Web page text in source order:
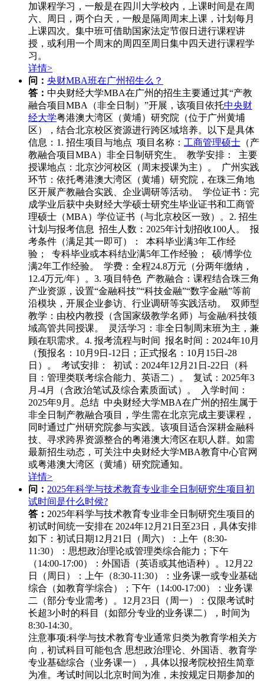
加课程学习，一般是在四川大学校内，上课时间是在周
六、周日，两个白天，一般是隔周周末上课，计划每月
上课四次。集中班可借助国家法定节假日进行课程讲
授，或利用一个周末的周四至周日集中四天进行课程学
习。
详情>
问： 央财MBA班在广州招生么？
答： 中央财经大学MBA在广州的招生主要通过其“产教
融合项目MBA（非全日制）”开展，该项目依托中央财
经大学粤港澳大湾区（黄埔）研究院（位于广州黄埔
区），结合北京校区资源进行跨区域培养。以下是具体
信息：1. 招生项目与地点 项目名称： 工商管理硕士 （产
教融合项目MBA）非全日制研究生。 教学安排： 主要
授课地点：北京沙河校区（周末授课为主）。 广州实践
环节：依托粤港澳大湾区（黄埔）研究院，在珠三角地
区开展产教融合实践、企业调研等活动。 学位证书：完
成学业后获中央财经大学硕士研究生毕业证书和工商管
理硕士（MBA）学位证书（与北京校区一致）。2. 招生
计划与报考信息 招生人数：2025年计划招收100人。 报
考条件（满足其一即可）： 本科毕业满3年工作经
验； 专科毕业或本科结业满5年工作经验； 硕/博学位
满2年工作经验。 学费：全程24.8万元（分两年缴纳，
12.4万元/年）。3. 项目特色 产教融合：课程结合珠三角
产业资源，设置“金融科技”“科技金融”“数字金融”等前
沿模块，开展企业参访、行业调研等实践活动。 双师型
教学：由校内教授（含国家级教学名师）与金融/科技领
域高管共同授课。 灵活学习：非全日制周末班为主，兼
顾在职需求。4. 报考流程与时间 报名时间：2024年10月
（预报名：10月9日-12日；正式报名：10月15日-28
日）。 考试安排： 初试：2024年12月21日-22日（科
目：管理类联考综合能力、英语二）。 复试：2025年3
月-4月（含政治笔试及综合素质面试）。 入学时间：
2025年9月。总结 中央财经大学MBA在广州的招生属于
非全日制产教融合项目，学生需在北京完成主要课程，
同时通过广州研究院参与实践。该项目适合深耕金融科
技、寻求跨界资源整合的粤港澳大湾区在职人群。如需
最新招生动态，可关注中央财经大学MBA教育中心官网
或粤港澳大湾区（黄埔）研究院通知。
详情>
问： 2025年科学与技术教育专业非全日制研究生项目初
试时间是什么时侯?
答： 2025年科学与技术教育专业非全日制研究生项目的
初试时间统一安排在 ‌2024年12月21日至23日‌，具体安排
如下： 初试日期‌12月21日（周六）‌：
上午（8:30-
11:30）：思想政治理论或管理类综合能力； 下午
（14:00-17:00）：外国语（英语或其他语种）。 12月22
日（周日）‌：
上午（8:30-11:30）：业务课一或专业基础
综合（如教育学综合）； 下午（14:00-17:00）：业务课
二（部分专业需考）。 12月23日（周一）‌： 仅限考试时
长超3小时的科目（如部分专业的业务课二），时间为
8:30-14:30。
注意事项‌:科学与技术教育专业通常归类为教育学相关方
向，初试科目可能包含 ‌思想政治理论、外国语、教育学
专业基础综合‌（业务课一），具体以报考院校招生简章
为准。 考试时间以北京时间为准，未按规定日期参加的